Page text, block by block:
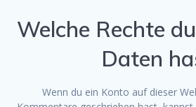
Welche Rechte
Daten
Wenn du ein Konto auf dieser